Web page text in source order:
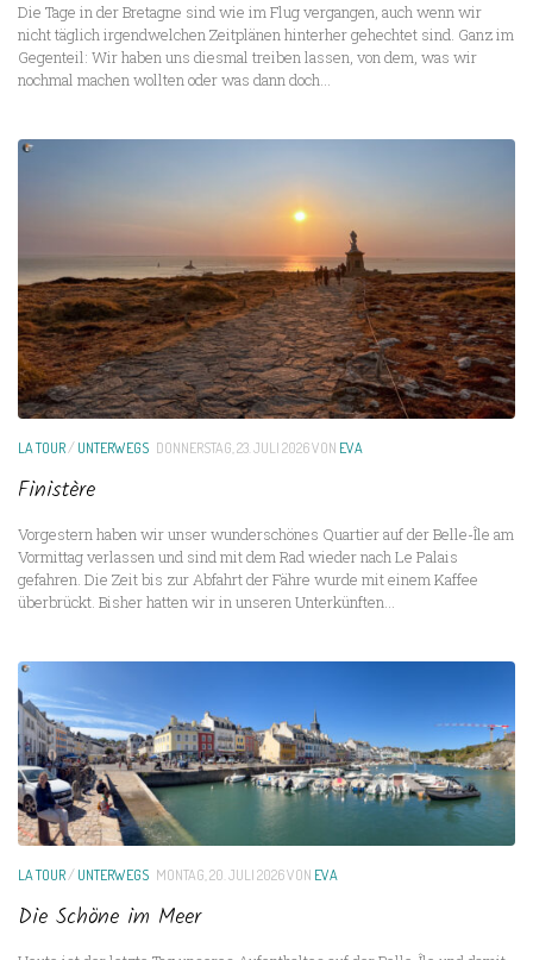
Die Tage in der Bretagne sind wie im Flug vergangen, auch wenn wir
nicht täglich irgendwelchen Zeitplänen hinterher gehechtet sind. Ganz im
Gegenteil: Wir haben uns diesmal treiben lassen, von dem, was wir
nochmal machen wollten oder was dann doch...
LA TOUR/UNTERWEGS DONNERSTAG, 23. JULI 2026VON EVA
Finistère
Vorgestern haben wir unser wunderschönes Quartier auf der Belle-Île am
Vormittag verlassen und sind mit dem Rad wieder nach Le Palais
gefahren. Die Zeit bis zur Abfahrt der Fähre wurde mit einem Kaffee
überbrückt. Bisher hatten wir in unseren Unterkünften...
LA TOUR/UNTERWEGS MONTAG, 20. JULI 2026VON EVA
Die Schöne im Meer